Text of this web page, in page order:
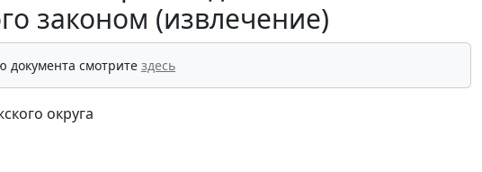
законом (извлечение)
документа смотрите здесь
округа